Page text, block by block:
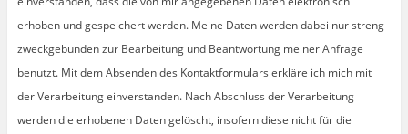
erhoben und gespeichert werden. Meine Daten werden dabei nur streng
zweckgebunden zur Bearbeitung und Beantwortung meiner Anfrage
benutzt. Mit dem Absenden des Kontaktformulars erkläre ich mich mit
der Verarbeitung einverstanden. Nach Abschluss der Verarbeitung
werden die erhobenen Daten gelöscht, insofern diese nicht für die